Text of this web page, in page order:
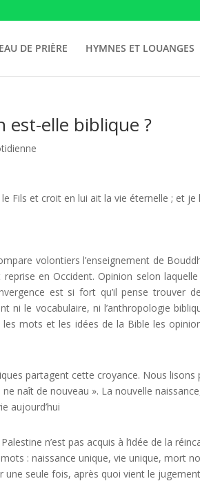
DE PRIÈRE HYMNES ET LOUANGES
est-elle biblique ?
Fils et croit en lui ait la vie éternelle ; et je
volontiers l’enseignement de
en Occident. Opinion selon
est si fort qu’il pense trouver
ni le vocabulaire, ni l’anthropologie
mots et les idées de la Bible les
partagent cette croyance. Nous lisons
naît de nouveau ». La nouvelle
aujourd’hui
n’est pas acquis à l’idée de la
: naissance unique, vie unique, mort
seule fois, après quoi vient le